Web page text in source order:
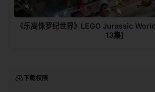
《乐高侏罗纪世界》LEGO Jurassic
13集]
下载权限